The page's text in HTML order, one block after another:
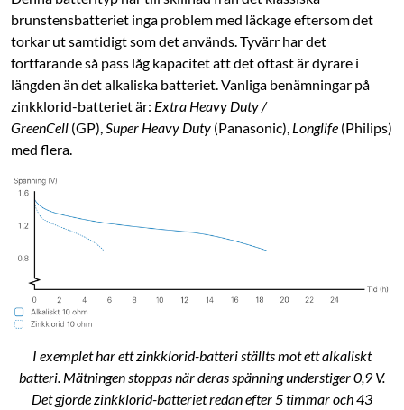
brunstensbatteriet inga problem med läckage eftersom det
torkar ut samtidigt som det används. Tyvärr har det
fortfarande så pass låg kapacitet att det oftast är dyrare i
längden än det alkaliska batteriet. Vanliga benämningar på
zinkklorid-batteriet är: Extra Heavy Duty /
GreenCell (GP),Super Heavy Duty (Panasonic), Longlife (Philips)
med flera.
I exemplet har ett zinkklorid-batteri ställts mot ett alkaliskt
batteri. Mätningen stoppas när deras spänning understiger 0,9 V.
Det gjorde zinkklorid-batteriet redan efter 5 timmar och 43